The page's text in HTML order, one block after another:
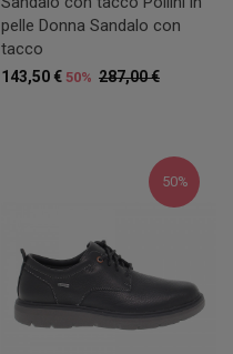
pelle Donna Sandalo con
tacco
287,00 €
143,50 € 50%
50%